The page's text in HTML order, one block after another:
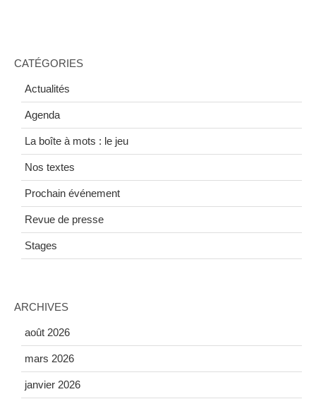
CATÉGORIES
Actualités
Agenda
La boîte à mots : le jeu
Nos textes
Prochain événement
Revue de presse
Stages
ARCHIVES
août 2026
mars 2026
janvier 2026